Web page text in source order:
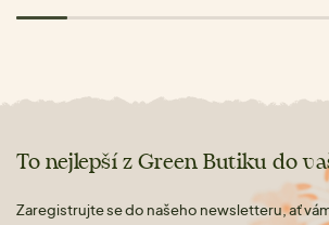
To nejlepší z Green Butiku do
Zaregistrujte se do našeho newsletteru, ať